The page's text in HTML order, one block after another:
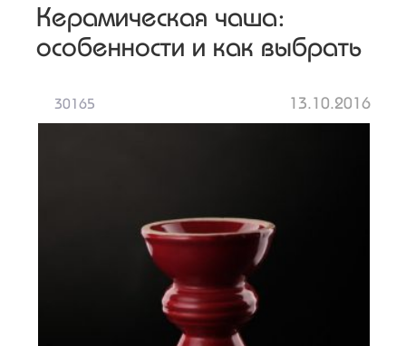
Керамическая чаша:
особенности и как выбрать
13.10.2016
30165